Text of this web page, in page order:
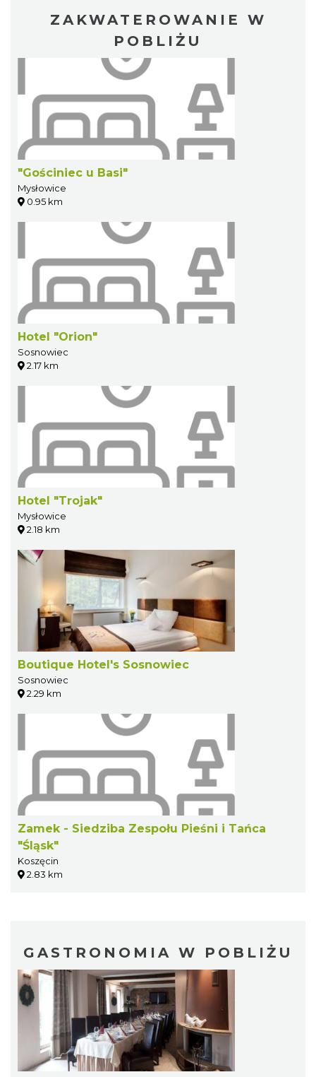
ZAKWATEROWANIE W
POBLIŻU
"Gościniec u Basi"
Mysłowice
0.95 km
Hotel "Orion"
Sosnowiec
2.17 km
Hotel "Trojak"
Mysłowice
2.18 km
Boutique Hotel's Sosnowiec
Sosnowiec
2.29 km
Zamek - Siedziba Zespołu Pieśni i Tańca
"Śląsk"
Koszęcin
2.83 km
GASTRONOMIA W POBLIŻU